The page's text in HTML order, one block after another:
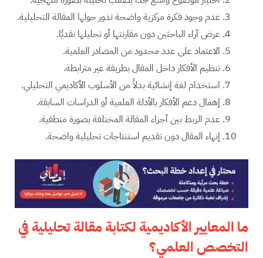
عدم وجود فكرة مركزية واضحة تدور حولها المقالة التحليلية.
عرض آراء الباحثين دون مقارنتها أو تحليلها نقديًا.
الاعتماد على عدد محدود من المصادر العلمية.
تنظيم الأفكار داخل المقال بطريقة غير مترابطة.
استخدام لغة إنشائية بدلاً من الأسلوب الأكاديمي التحليلي.
إهمال دعم الأفكار بالأدلة العلمية أو الدراسات السابقة.
عدم الربط بين أجزاء المقالة المختلفة بصورة منطقية.
إنهاء المقال دون تقديم استنتاجات تحليلية واضحة.
ما المعايير الأكاديمية لكتابة مقالة تحليلية في
التخصص العلمي؟